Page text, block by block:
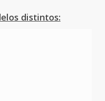
distintos: